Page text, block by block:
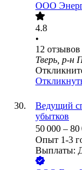
ООО
4.8
•
12 отзывов
Тверь, р-н
Ведущий
убытков
50 000 – 80
Опыт 1-3
Выплаты: